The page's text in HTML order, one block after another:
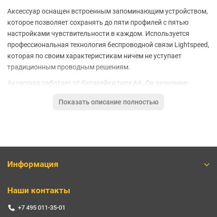
Аксессуар оснащен встроенным запоминающим устройством,
которое позволяет сохранять до пяти профилей с пятью
настройками чувствительности в каждом. Используется
профессиональная технология беспроводной связи Lightspeed,
которая по своим характеристикам ничем не уступает
традиционным проводным решениям.
Аксессуар работает от батарейки типа AA. Он экономно
примерно на девять месяцев использования (в экономичном
Гарантия 2 года
Серия LOGITECH G 305
Беспроводная мышь Да
Скорость перемещения 1000 см/сек
Показать описание полностью
Информация
Наши контакты
+7 495 011-35-01